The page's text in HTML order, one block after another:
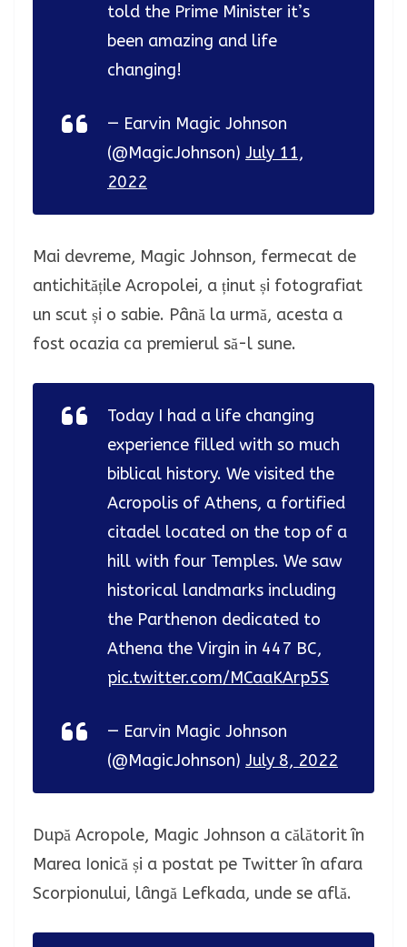
told the Prime Minister it’s
been amazing and life
changing!
— Earvin Magic Johnson
(@MagicJohnson) July 11,
2022
Mai devreme, Magic Johnson, fermecat de
antichitățile Acropolei, a ținut și fotografiat
un scut și o sabie. Până la urmă, acesta a
fost ocazia ca premierul să-l sune.
Today I had a life changing
experience filled with so much
biblical history. We visited the
Acropolis of Athens, a fortified
citadel located on the top of a
hill with four Temples. We saw
historical landmarks including
the Parthenon dedicated to
Athena the Virgin in 447 BC,
pic.twitter.com/MCaaKArp5S
— Earvin Magic Johnson
(@MagicJohnson) July 8, 2022
După Acropole, Magic Johnson a călătorit în
Marea Ionică și a postat pe Twitter în afara
Scorpionului, lângă Lefkada, unde se află.